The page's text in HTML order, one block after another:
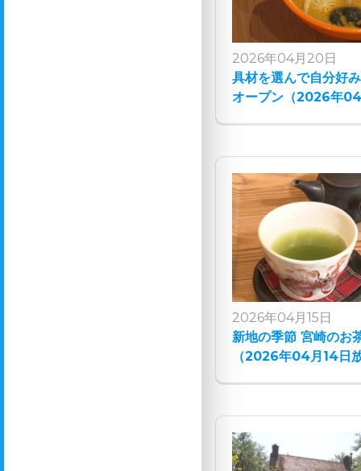
2026年04月20日
具材を選んで自分好
オープン（2026年
2026年04月15日
新地の季節 宮崎のお
（2026年04月14日